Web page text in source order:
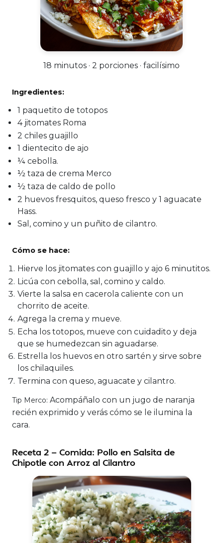
18 minutos · 2 porciones · facilísimo
Ingredientes:
1 paquetito de totopos
4 jitomates Roma
2 chiles guajillo
1 dientecito de ajo
¼ cebolla.
½ taza de crema Merco
½ taza de caldo de pollo
2 huevos fresquitos, queso fresco y 1 aguacate
Hass.
Sal, comino y un puñito de cilantro.
Cómo se hace:
Hierve los jitomates con guajillo y ajo 6 minutitos.
Licúa con cebolla, sal, comino y caldo.
Vierte la salsa en cacerola caliente con un
chorrito de aceite.
Agrega la crema y mueve.
Echa los totopos, mueve con cuidadito y deja
que se humedezcan sin aguadarse.
Estrella los huevos en otro sartén y sirve sobre
los chilaquiles.
Termina con queso, aguacate y cilantro.
Tip Merco: Acompáñalo con un jugo de naranja
recién exprimido y verás cómo se le ilumina la
cara.
Receta 2 — Comida: Pollo en Salsita de
Chipotle con Arroz al Cilantro